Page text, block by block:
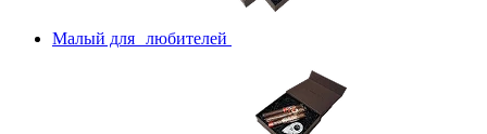
Малый для любителей